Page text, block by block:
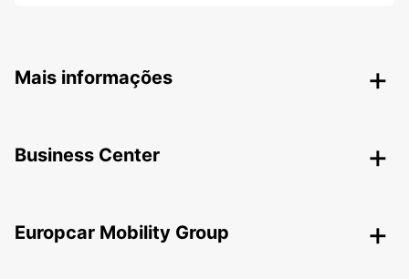
Mais informações
Business Center
Europcar Mobility Group